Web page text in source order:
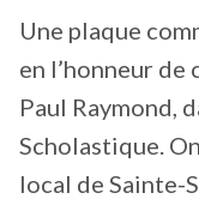
Une plaque
en l’honneur de
Paul Raymond,
Scholastique.
local de Sainte-